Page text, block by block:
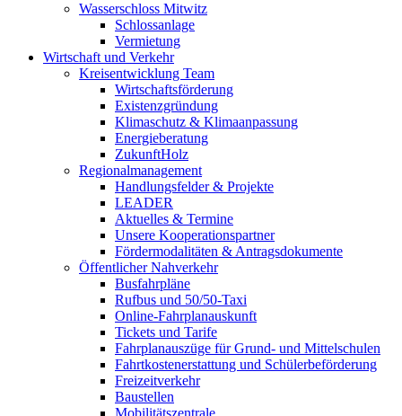
Wasserschloss Mitwitz
Schlossanlage
Vermietung
Wirtschaft und Verkehr
Kreisentwicklung Team
Wirtschaftsförderung
Existenzgründung
Klimaschutz & Klimaanpassung
Energieberatung
ZukunftHolz
Regionalmanagement
Handlungsfelder & Projekte
LEADER
Aktuelles & Termine
Unsere Kooperationspartner
Fördermodalitäten & Antragsdokumente
Öffentlicher Nahverkehr
Busfahrpläne
Rufbus und 50/50-Taxi
Online-Fahrplanauskunft
Tickets und Tarife
Fahrplanauszüge für Grund- und Mittelschulen
Fahrtkostenerstattung und Schülerbeförderung
Freizeitverkehr
Baustellen
Mobilitätszentrale